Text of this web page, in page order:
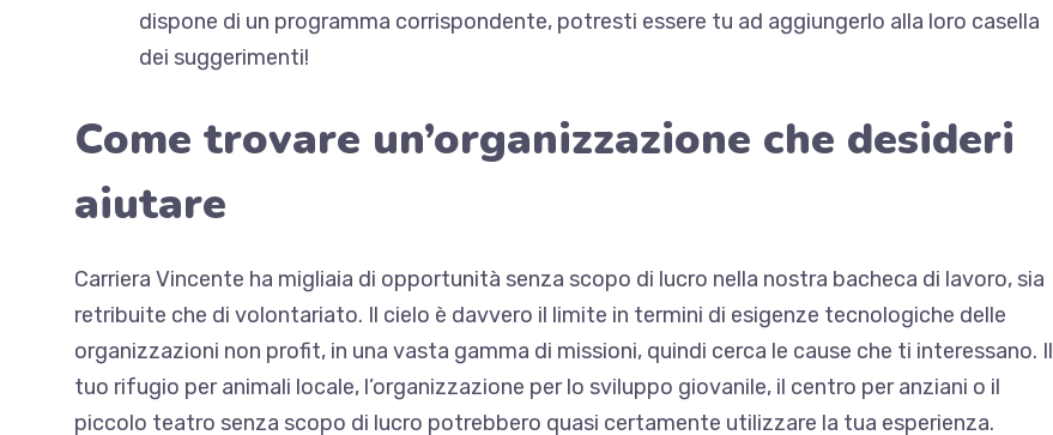
dispone di un programma corrispondente, potresti essere tu ad aggiungerlo alla loro casella
dei suggerimenti!
Come trovare un’organizzazione che desideri
aiutare
Carriera Vincente ha migliaia di opportunità senza scopo di lucro nella nostra bacheca di lavoro, sia
retribuite che di volontariato. Il cielo è davvero il limite in termini di esigenze tecnologiche delle
organizzazioni non profit, in una vasta gamma di missioni, quindi cerca le cause che ti interessano. Il
tuo rifugio per animali locale, l’organizzazione per lo sviluppo giovanile, il centro per anziani o il
piccolo teatro senza scopo di lucro potrebbero quasi certamente utilizzare la tua esperienza.